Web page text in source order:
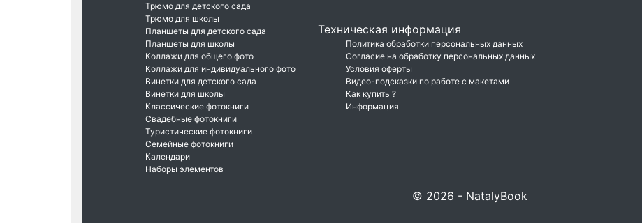
Трюмо для детского сада
Трюмо для школы
Планшеты для детского сада
Планшеты для школы
Коллажи для общего фото
Коллажи для индивидуального фото
Винетки для детского сада
Винетки для школы
Классические фотокниги
Свадебные фотокниги
Туристические фотокниги
Семейные фотокниги
Календари
Наборы элементов
Техническая информация
Политика обработки персональных данных
Согласие на обработку персональных данных
Условия оферты
Видео-подсказки по работе с макетами
Как купить ?
Информация
© 2026 - NatalyBook